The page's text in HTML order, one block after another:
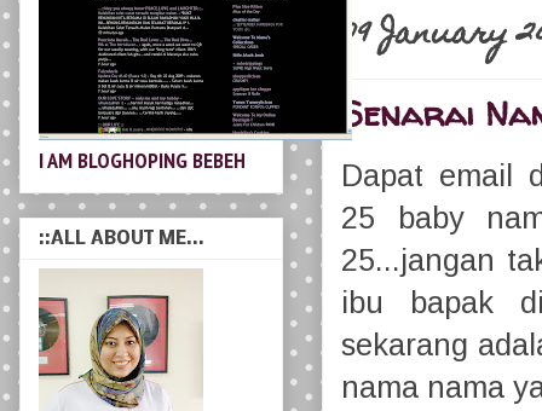
09 January
Senarai
Dapat email
25 baby
25...jangan
ibu bapak
sekarang
nama nama
I AM BLOGHOPING BEBEH
::ALL ABOUT ME...